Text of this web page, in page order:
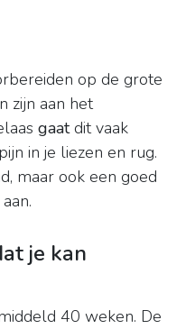
op de grote
zijn aan het
gaatdit vaak
in je liezen en rug.
maar ook een goed
je kan
40 weken. De